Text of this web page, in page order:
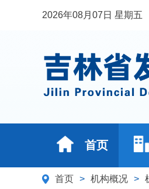
2026年08月07日 星期五
首页
首页 > 机构概况 >